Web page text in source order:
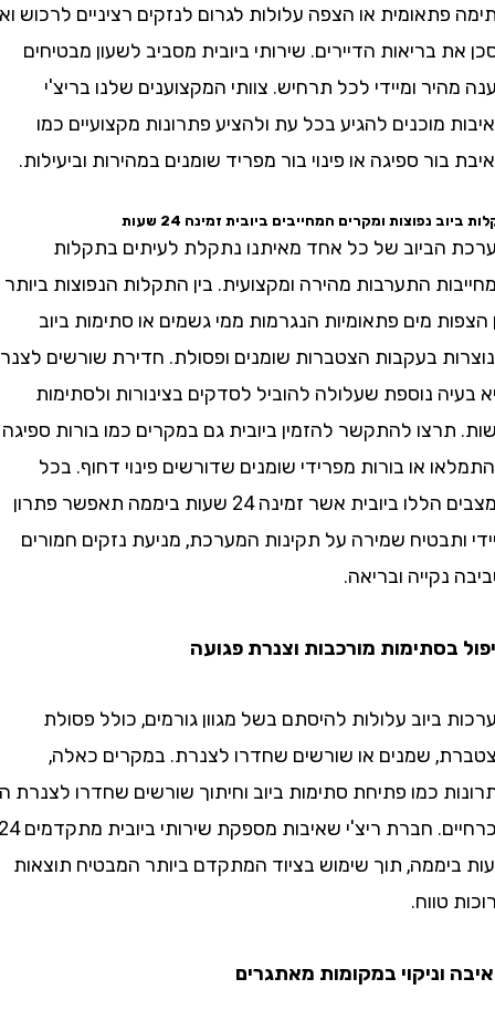
או הצפה עלולות לגרום לנזקים רציניים לרכוש ואף
בריאות הדיירים. שירותי ביובית מסביב לשעון מבטיחים
ומיידי לכל תרחיש. צוותי המקצוענים שלנו בריצ'י
מוכנים להגיע בכל עת ולהציע פתרונות מקצועיים כמו
ספיגה או פינוי בור מפריד שומנים במהירות וביעילות.
נפוצות ומקרים המחייבים ביובית זמינה 24 שעות
של כל אחד מאיתנו נתקלת לעיתים בתקלות
התערבות מהירה ומקצועית. בין התקלות הנפוצות ביותר
מים פתאומיות הנגרמות ממי גשמים או סתימות ביוב
בעקבות הצטברות שומנים ופסולת. חדירת שורשים לצנרת
נוספת שעלולה להוביל לסדקים בצינורות ולסתימות
להתקשר להזמין ביובית גם במקרים כמו בורות ספיגה
או בורות מפרידי שומנים שדורשים פינוי דחוף. בכל
המצבים הללו ביובית אשר זמינה 24 שעות ביממה תאפשר פתרון
שמירה על תקינות המערכת, מניעת נזקים חמורים
נקייה ובריאה.
מורכבות וצנרת פגועה
ביוב עלולות להיסתם בשל מגוון גורמים, כולל פסולת
שמנים או שורשים שחדרו לצנרת. במקרים כאלה,
כמו פתיחת סתימות ביוב וחיתוך שורשים שחדרו לצנרת הם
הכרחיים. חברת ריצ'י שאיבות מספקת שירותי ביובית מתקדמים 24
תוך שימוש בציוד המתקדם ביותר המבטיח תוצאות
במקומות מאתגרים